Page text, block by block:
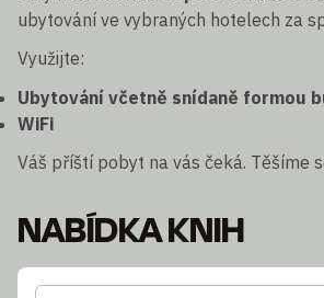
ubytování ve vybraných hotelech za
Využijte:
Ubytování včetně snídaně formou
WiFi
Váš příští pobyt na vás čeká. Těšíme
NABÍDKA KNIH